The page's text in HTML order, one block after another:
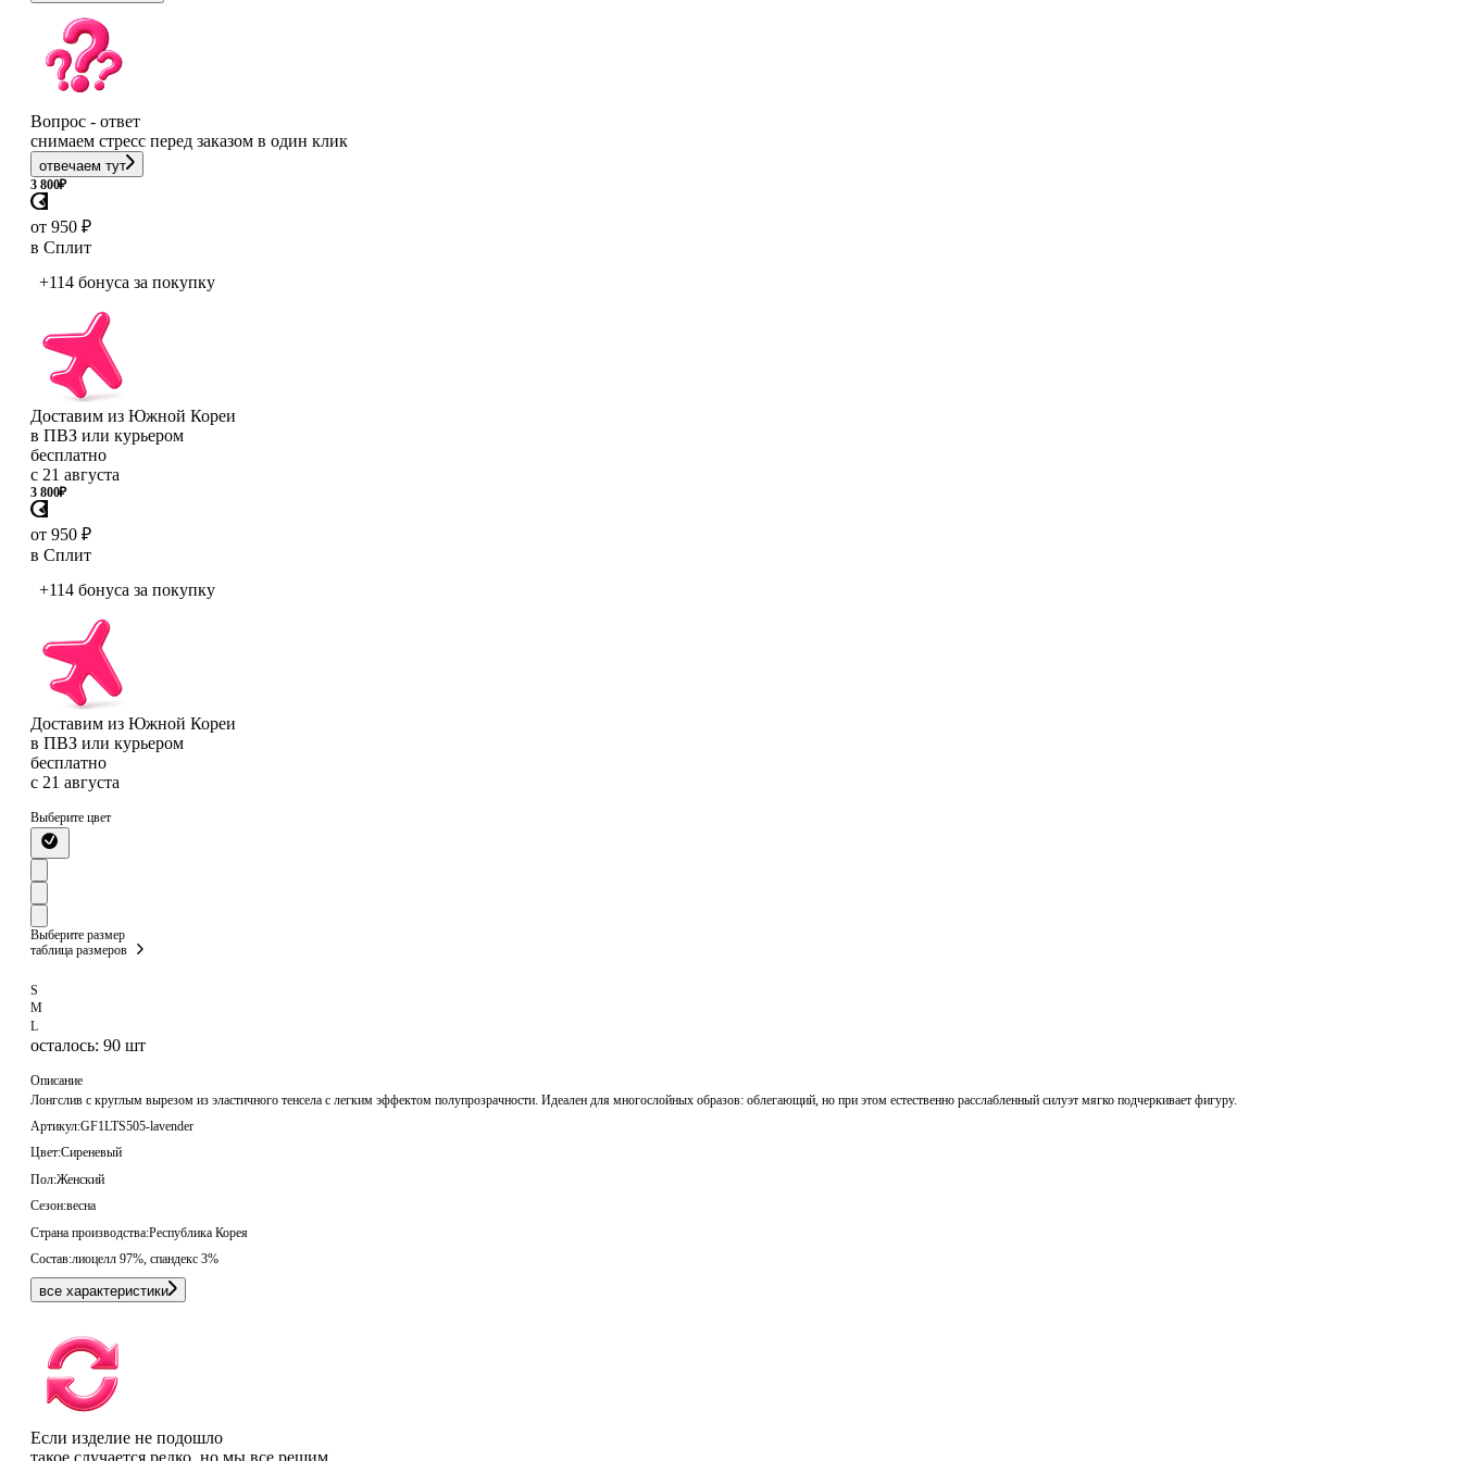
Вопрос - ответ
снимаем стресс перед заказом в один клик
отвечаем тут
3 800₽
от 950 ₽
в Сплит
+114 бонуса за покупку
Доставим из Южной Кореи
в ПВЗ или курьером
бесплатно
с 21 августа
3 800₽
от 950 ₽
в Сплит
+114 бонуса за покупку
Доставим из Южной Кореи
в ПВЗ или курьером
бесплатно
с 21 августа
Выберите цвет
Выберите размер
таблица размеров
S
M
L
осталось: 90 шт
Описание
Лонгслив с круглым вырезом из эластичного тенсела с легким эффектом полупрозрачности. Идеален для многослойных образов: облегающий, но при этом естественно расслабленный силуэт мягко подчеркивает фигуру.
Артикул:GF1LTS505-lavender
Цвет:Сиреневый
Пол:Женский
Сезон:весна
Страна производства:Республика Корея
Состав:лиоцелл 97%, спандекс 3%
все характеристики
Если изделие не подошло